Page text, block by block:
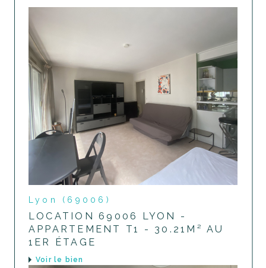
Lyon (69006)
LOCATION 69006 LYON -
APPARTEMENT T1 - 30.21M² AU
1ER ÉTAGE
voir le bien